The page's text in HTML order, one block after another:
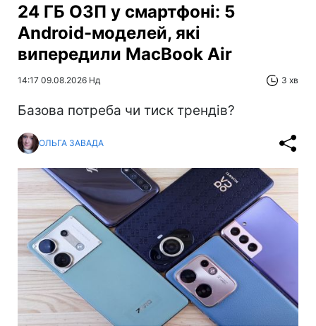
24 ГБ ОЗП у смартфоні: 5
Android-моделей, які
випередили MacBook Air
14:17 09.08.2026 Нд 3 хв
Базова потреба чи тиск трендів?
ОЛЬГА ЗАВАДА